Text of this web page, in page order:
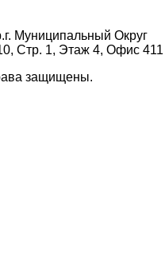
Муниципальный Округ
Стр. 1, Этаж 4, Офис 411
защищены.